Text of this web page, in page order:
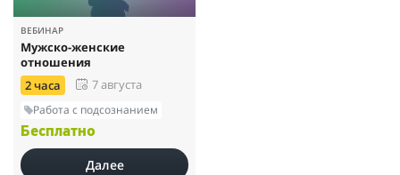
ВЕБИНАР
Мужско-женские
отношения
2 часа
7 августа
Работа с подсознанием
Бесплатно
Далее